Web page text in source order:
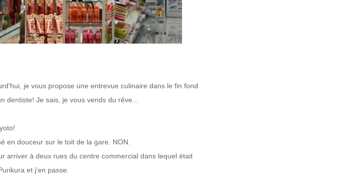
je vous propose une entrevue culinaire dans le fin fond
dentiste! Je sais, je vous vends du rêve...
en douceur sur le toit de la gare. NON.
arriver à deux rues du centre commercial dans lequel était
et j'en passe.